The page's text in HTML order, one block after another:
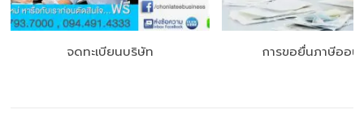
จดทะเบียนบริษัท การขอยื่นภาษีออน